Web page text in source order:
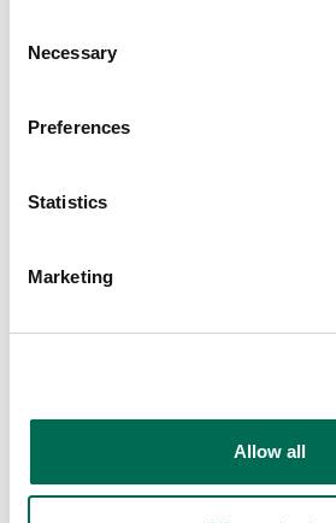
Selection
Necessary
Preferences
Statistics
Marketing
Allow all
Gurka